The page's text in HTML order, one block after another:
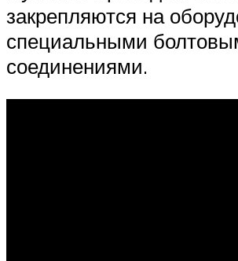
закрепляются на
специальными
соединениями.